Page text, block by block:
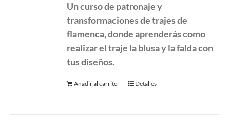
Un curso de patronaje y
transformaciones detrajes de
flamenca, donde aprenderás como
realizar el traje la blusa y la falda con
tus diseños.
Añadir al carrito Detalles